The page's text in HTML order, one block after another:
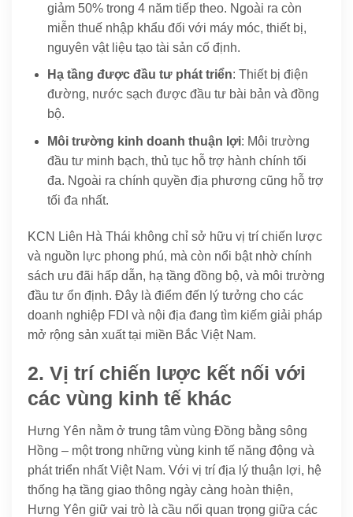
giảm 50% trong 4 năm tiếp theo. Ngoài ra còn
miễn thuế nhập khẩu đối với máy móc, thiết bị,
nguyên vật liệu tạo tài sản cố định.
Hạ tầng được đầu tư phát triển: Thiết bị điện
đường, nước sạch được đầu tư bài bản và đồng
bộ.
Môi trường kinh doanh thuận lợi: Môi trường
đầu tư minh bạch, thủ tục hỗ trợ hành chính tối
đa. Ngoài ra chính quyền địa phương cũng hỗ trợ
tối đa nhất.
KCN Liên Hà Thái không chỉ sở hữu vị trí chiến lược
và nguồn lực phong phú, mà còn nổi bật nhờ chính
sách ưu đãi hấp dẫn, hạ tầng đồng bộ, và môi trường
đầu tư ổn định. Đây là điểm đến lý tưởng cho các
doanh nghiệp FDI và nội địa đang tìm kiếm giải pháp
mở rộng sản xuất tại miền Bắc Việt Nam.
2. Vị trí chiến lược kết nối với
các vùng kinh tế khác
Hưng Yên nằm ở trung tâm vùng Đồng bằng sông
Hồng – một trong những vùng kinh tế năng động và
phát triển nhất Việt Nam. Với vị trí địa lý thuận lợi, hệ
thống hạ tầng giao thông ngày càng hoàn thiện,
Hưng Yên giữ vai trò là cầu nối quan trọng giữa các